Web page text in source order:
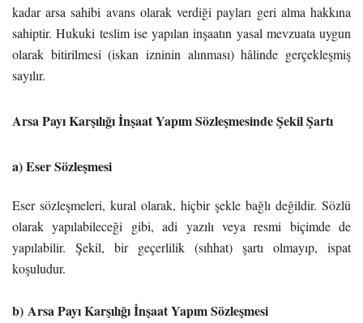
kadar arsa sahibi avans olarak verdiği payları geri alma hakkına
sahiptir. Hukuki teslim ise yapılan inşaatın yasal mevzuata uygun
olarak bitirilmesi (iskan izninin alınması) hâlinde gerçekleşmiş
sayılır.
Arsa Payı Karşılığı İnşaat Yapım Sözleşmesinde Şekil Şartı
a) Eser Sözleşmesi
Eser sözleşmeleri, kural olarak, hiçbir şekle bağlı değildir. Sözlü
olarak yapılabileceği gibi, adi yazılı veya resmi biçimde de
yapılabilir. Şekil, bir geçerlilik (sıhhat) şartı olmayıp, ispat
koşuludur.
b) Arsa Payı Karşılığı İnşaat Yapım Sözleşmesi